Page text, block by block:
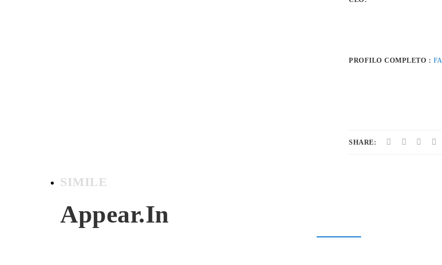
PROFILO COMPLETO :
SHARE:
SIMILE
Appear.In